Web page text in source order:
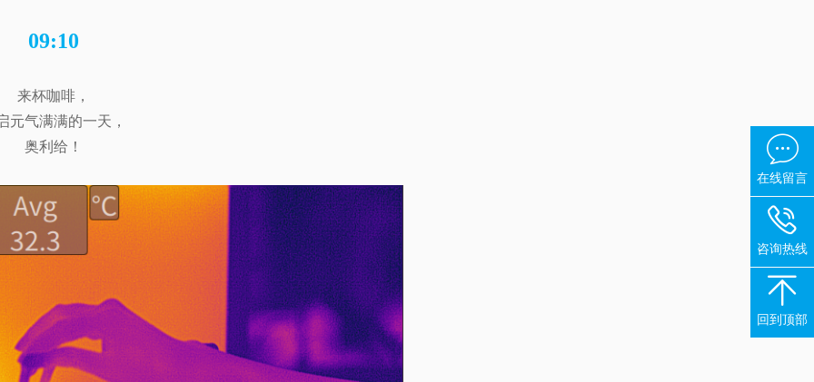
09:10
来杯咖啡，
元气满满的一天，
奥利给！

在线留言

咨询热线

回到顶部